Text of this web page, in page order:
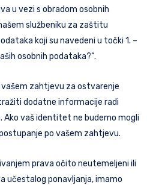
u vezi s obradom osobnih
službeniku za zaštitu
koji su navedeni u točki 1. –
osobnih podataka?“.
zahtjevu za ostvarenje
dodatne informacije radi
vaš identitet ne budemo mogli
po vašem zahtjevu.
prava očito neutemeljeni ili
učestalog ponavljanja, imamo